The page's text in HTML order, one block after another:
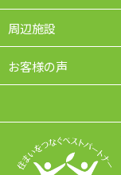
周辺施設
お客様の声